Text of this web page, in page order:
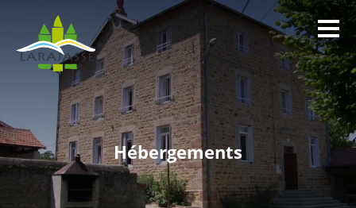
Hébergements
Panneau de gestion des cookies